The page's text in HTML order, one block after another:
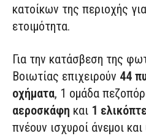
κατοίκων της περιοχής
ετοιμότητα.
Για την κατάσβεση της
Βοιωτίας επιχειρούν 44
οχήματα, 1 ομάδα
αεροσκάφη και 1
πνέουν ισχυροί άνεμοι